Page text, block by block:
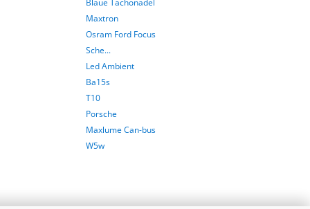
Blaue Tachonadel
Maxtron
Osram Ford Focus
Sche...
Led Ambient
Ba15s
T10
Porsche
Maxlume Can-bus
W5w